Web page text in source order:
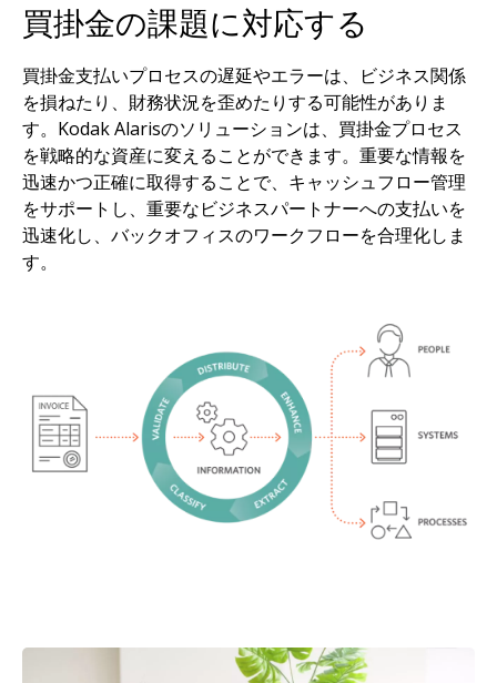
買掛金の課題に対応する
買掛金支払いプロセスの遅延やエラーは、ビジネス関係
を損ねたり、財務状況を歪めたりする可能性がありま
す。Kodak Alarisのソリューションは、買掛金プロセス
を戦略的な資産に変えることができます。重要な情報を
迅速かつ正確に取得することで、キャッシュフロー管理
をサポートし、重要なビジネスパートナーへの支払いを
迅速化し、バックオフィスのワークフローを合理化しま
す。
画像